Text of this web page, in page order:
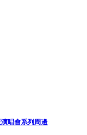
唱會系列周邊